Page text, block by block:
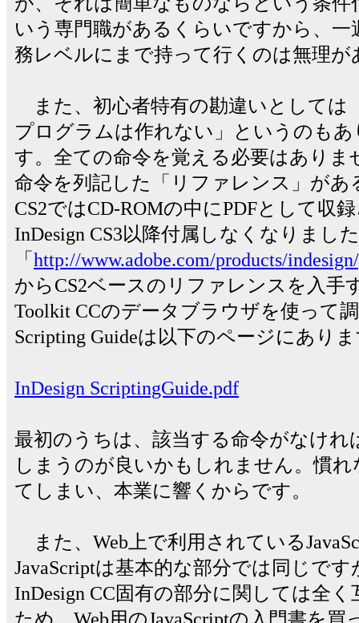
いう専門職があるくらいですから、
務レベルにまで持って行くのは無理が
また、初心者特有の勘違いとしては
プログラムは作れない」というのも
す。全ての命令を覚える必要はあり
命令を列記した「リファレンス」があ
CS2ではCD-ROMの中にPDFとして収
InDesign CS3以降付属しなくなりまし
「 http://www.adobe.com/products/
からCS2ベースのリファレンスを入手
Toolkit CCのデータブラウザを使って
Scripting Guideは以下のページにあり
InDesign ScriptingGuide.pdf
最初のうちは、該当する命令がなけ
しまうのが良いかもしれません。慣
てしまい、本業に響くからです。
また、Web上で利用されている
JavaScriptは基本的な部分では同じで
InDesign CC固有の部分に関しては全